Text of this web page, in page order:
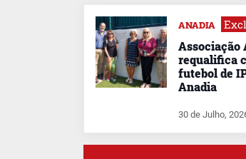
ANADIA
Associação
requalifica
futebol de
Anadia
30 de Julho,